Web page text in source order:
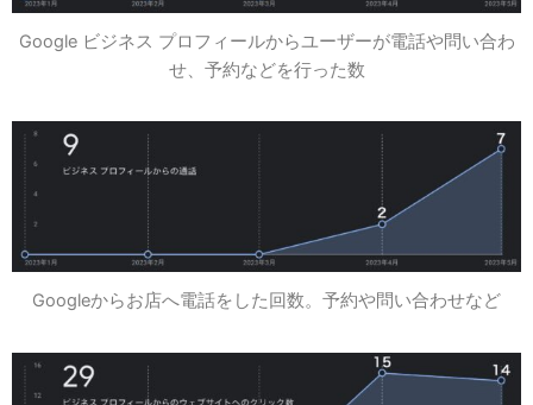
Google ビジネス プロフィールからユーザーが電話や問い合わ
せ、予約などを行った数
Googleからお店へ電話をした回数。予約や問い合わせなど